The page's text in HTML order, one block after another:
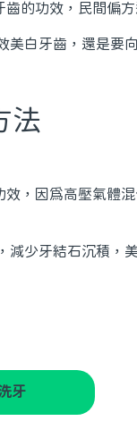
的功效，民間偏方
白牙齒，還是要
法
，因為高壓氣體
少牙結石沉積，
牙